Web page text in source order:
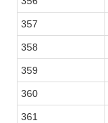
357
358
359
360
361